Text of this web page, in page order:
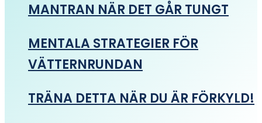
MANTRAN NÄR DET GÅR TUNGT
MENTALA STRATEGIER FÖR
VÄTTERNRUNDAN
TRÄNA DETTA NÄR DU ÄR FÖRKYLD!